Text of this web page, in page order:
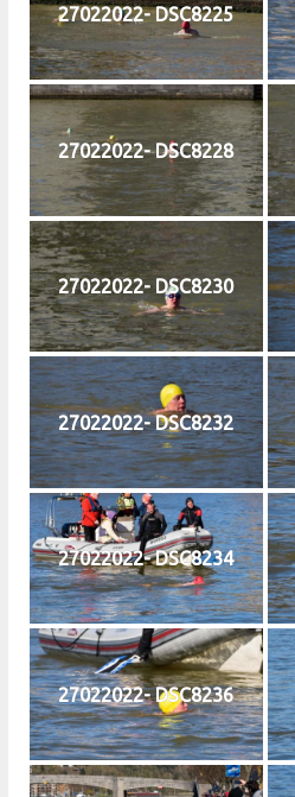
27022022- DSC8225
27022022- DSC8228
27022022- DSC8230
27022022- DSC8232
27022022- DSC8234
27022022- DSC8236